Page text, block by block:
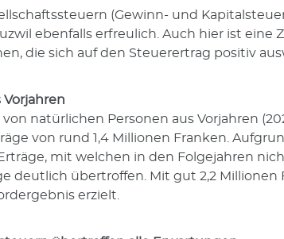
(Gewinn- und
ebenfalls erfreulich. Auch hier ist
die sich auf den Steuer­ertrag positiv
Vorjahren
natürlichen Personen aus Vorjahren
von rund 1,4 Millionen Franken.
mit welchen in den Folgejahren
deutlich übertroffen. Mit gut 2,2 Millionen
erzielt.